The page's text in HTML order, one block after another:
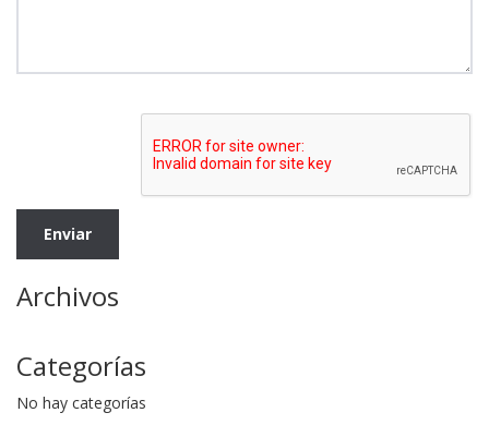
Archivos
Categorías
No hay categorías